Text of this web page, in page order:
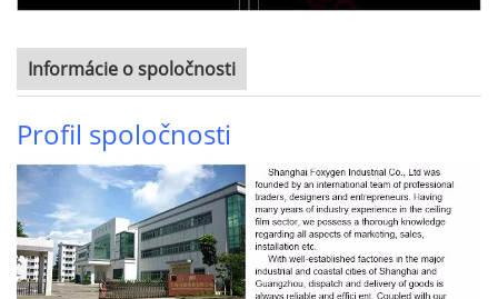
Informácie o spoločnosti
Profil spoločnosti